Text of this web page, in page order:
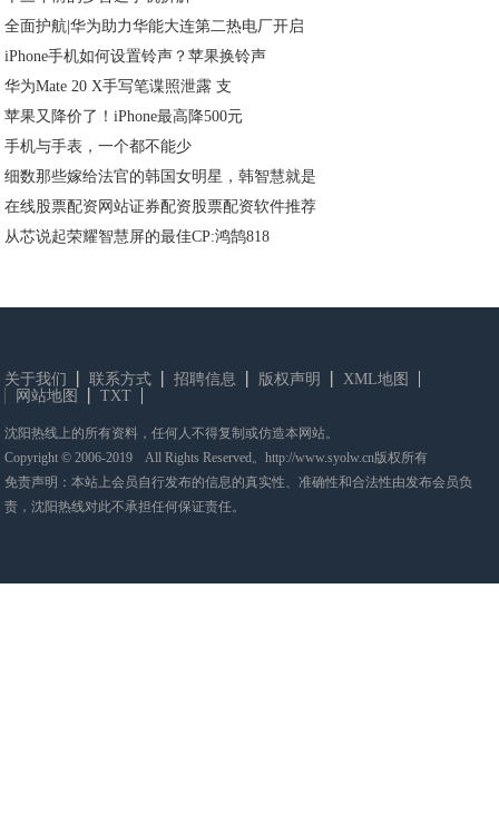
全面护航|华为助力华能大连第二热电厂开启
iPhone手机如何设置铃声？苹果换铃声
华为Mate 20 X手写笔谍照泄露 支
苹果又降价了！iPhone最高降500元
手机与手表，一个都不能少
细数那些嫁给法官的韩国女明星，韩智慧就是
在线股票配资网站证券配资股票配资软件推荐
从芯说起荣耀智慧屏的最佳CP:鸿鹄818
关于我们 联系方式 招聘信息 版权声明
XML地图
网站地图
TXT
沈阳热线上的所有资料，任何人不得复制或仿造本网站。
Copyright © 2006-2019 All Rights Reserved。http://www.syolw.cn版权所有
免责声明：本站上会员自行发布的信息的真实性、准确性和合法性由发布会员负
责，沈阳热线对此不承担任何保证责任。